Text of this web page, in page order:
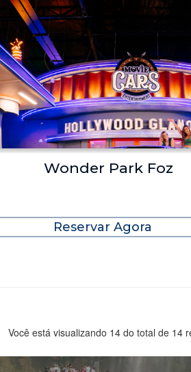
Wonder Park Foz
Reservar Agora
Você está visualizando 14 do total de 14